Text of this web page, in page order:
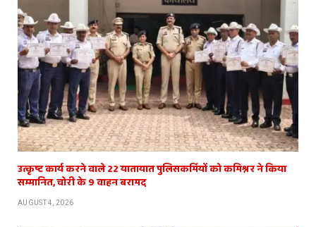
उत्कृष्ट कार्य करने वाले 22 यातायात पुलिसकर्मियों को कमिश्नर ने किया
सम्मानित, चोरी के 9 वाहन बरामद
AUGUST 4, 2026